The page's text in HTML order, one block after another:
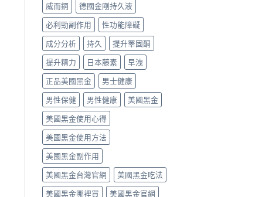
威而鋼
德國金剛持久液
必利勁副作用
性功能障礙
成分分析
持久
提升睪固酮
提升精力
日本藤素
早洩
正品美國黑金
男士健康
男性保健
男性健康
美國黑金
美國黑金使用心得
美國黑金使用方法
美國黑金副作用
美國黑金台灣官網
美國黑金吃法
美國黑金哪裡買
美國黑金官網